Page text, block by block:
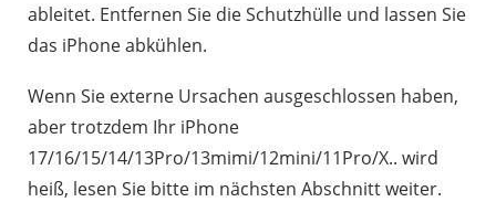
ableitet. Entfernen Sie die Schutzhülle und lassen Sie
das iPhone abkühlen.
Wenn Sie externe Ursachen ausgeschlossen haben,
aber trotzdem Ihr iPhone
17/16/15/14/13Pro/13mimi/12mini/11Pro/X.. wird
heiß, lesen Sie bitte im nächsten Abschnitt weiter.